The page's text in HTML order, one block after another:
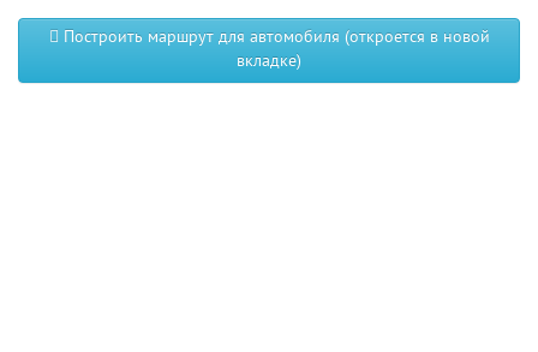
Построить маршрут для автомобиля (откроется в новой
вкладке)